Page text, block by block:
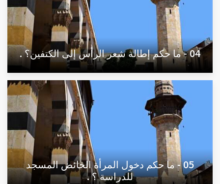
04 - ما حكم إطالة شعر الرأس إلى الكتفين؟ .
05 - ما حكم دخول المرأة الحائض المسجد
للدراسة ؟ .